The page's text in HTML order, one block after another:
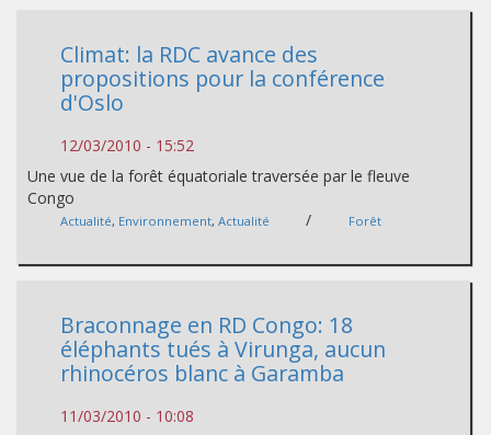
Climat: la RDC avance des
propositions pour la conférence
d'Oslo
12/03/2010 - 15:52
Une vue de la forêt équatoriale traversée par le fleuve
Congo
Actualité, Environnement, Actualité / Forêt
Braconnage en RD Congo: 18
éléphants tués à Virunga, aucun
rhinocéros blanc à Garamba
11/03/2010 - 10:08